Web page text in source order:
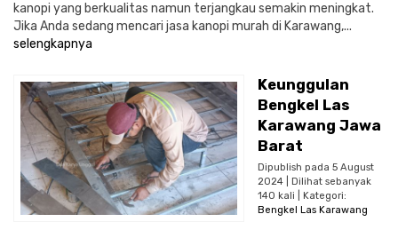
kanopi yang berkualitas namun terjangkau semakin meningkat.
Jika Anda sedang mencari jasa kanopi murah di Karawang,...
selengkapnya
Keunggulan
Bengkel Las
Karawang Jawa
Barat
Dipublish pada 5 August
2024 | Dilihat sebanyak
140 kali | Kategori:
Bengkel Las Karawang